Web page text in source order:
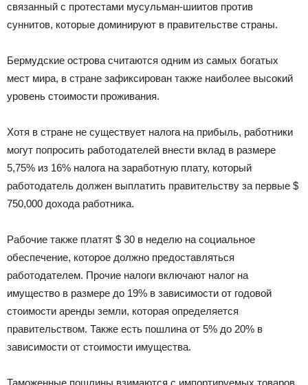
связанный с протестами мусульман-шиитов против
суннитов, которые доминируют в правительстве страны.
Бермудские острова считаются одним из самых богатых
мест мира, в стране зафиксирован также наиболее высокий
уровень стоимости проживания.
Хотя в стране не существует налога на прибыль, работники
могут попросить работодателей внести вклад в размере
5,75% из 16% налога на заработную плату, который
работодатель должен выплатить правительству за первые $
750,000 дохода работника.
Рабочие также платят $ 30 в неделю на социальное
обеспечение, которое должно предоставляться
работодателем. Прочие налоги включают налог на
имущество в размере до 19% в зависимости от годовой
стоимости аренды земли, которая определяется
правительством. Также есть пошлина от 5% до 20% в
зависимости от стоимости имущества.